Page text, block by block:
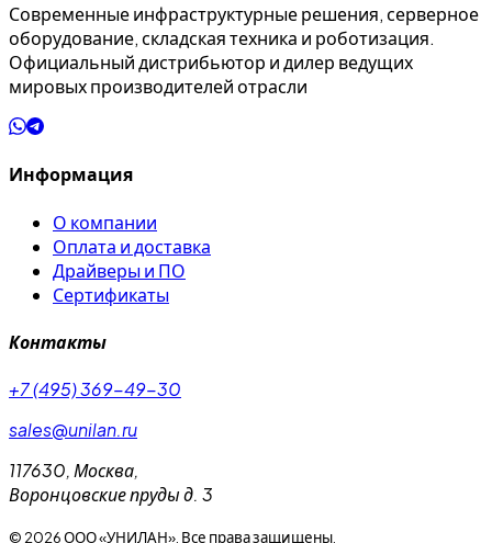
Современные инфраструктурные решения, серверное
оборудование, складская техника и роботизация.
Официальный дистрибьютор и дилер ведущих
мировых производителей отрасли
Информация
О компании
Оплата и доставка
Драйверы и ПО
Сертификаты
Контакты
+7 (495) 369-49-30
sales@unilan.ru
117630, Москва,
Воронцовские пруды д. 3
© 2026ООО «УНИЛАН». Все права защищены.